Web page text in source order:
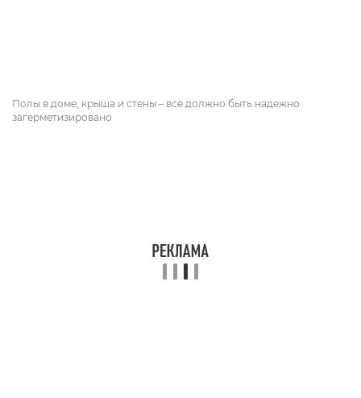
Полы в доме, крыша и стены – всё должно быть надежно
загерметизировано